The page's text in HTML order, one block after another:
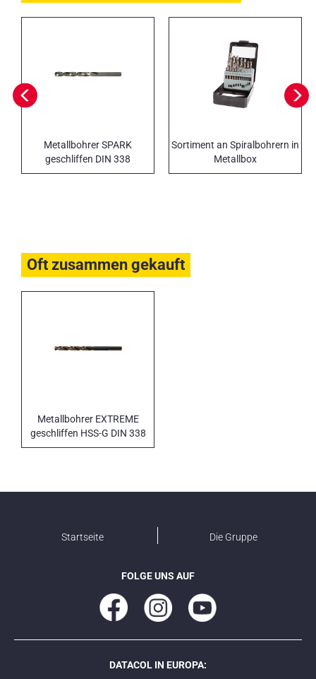
Metallbohrer SPARK
geschliffen DIN 338
Sortiment an Spiralbohrern in
Metallbox
Oft zusammen gekauft
Metallbohrer EXTREME
geschliffen HSS-G DIN 338
Startseite Die Gruppe
FOLGE UNS AUF
DATACOL IN EUROPA: